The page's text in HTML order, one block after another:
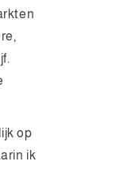
op
ik